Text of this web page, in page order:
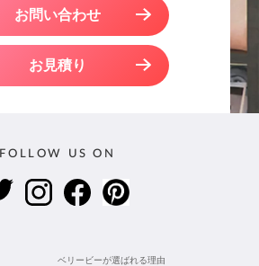
お問い合わせ
お見積り
FOLLOW US ON
ベリービーが選ばれる理由